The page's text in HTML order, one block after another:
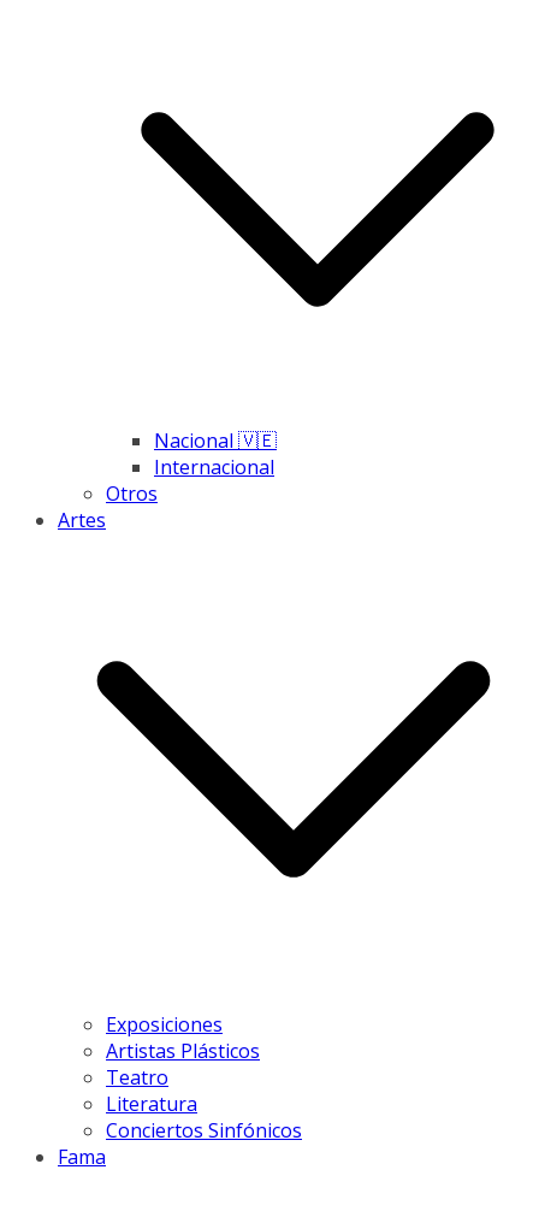
Nacional 🇻🇪
Internacional
Otros
Artes
Exposiciones
Artistas Plásticos
Teatro
Literatura
Conciertos Sinfónicos
Fama